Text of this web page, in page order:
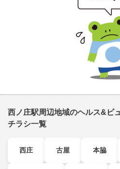
西ノ庄駅周辺地域のヘルス&ビ
チラシ一覧
西庄 古屋 本脇